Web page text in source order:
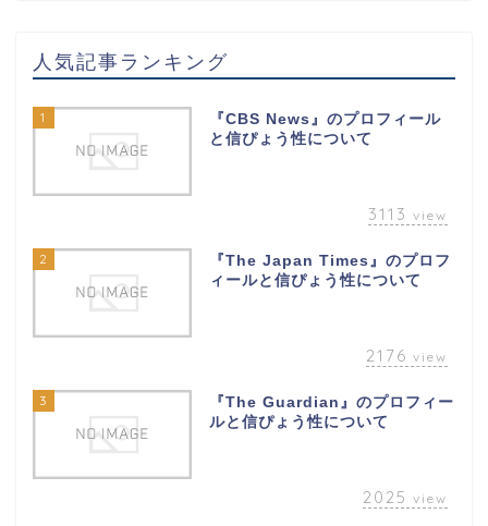
人気記事ランキング
1
『CBS News』のプロフィール
と信ぴょう性について
3113 view
2
『The Japan Times』のプロフ
ィールと信ぴょう性について
2176 view
3
『The Guardian』のプロフィー
ルと信ぴょう性について
2025 view